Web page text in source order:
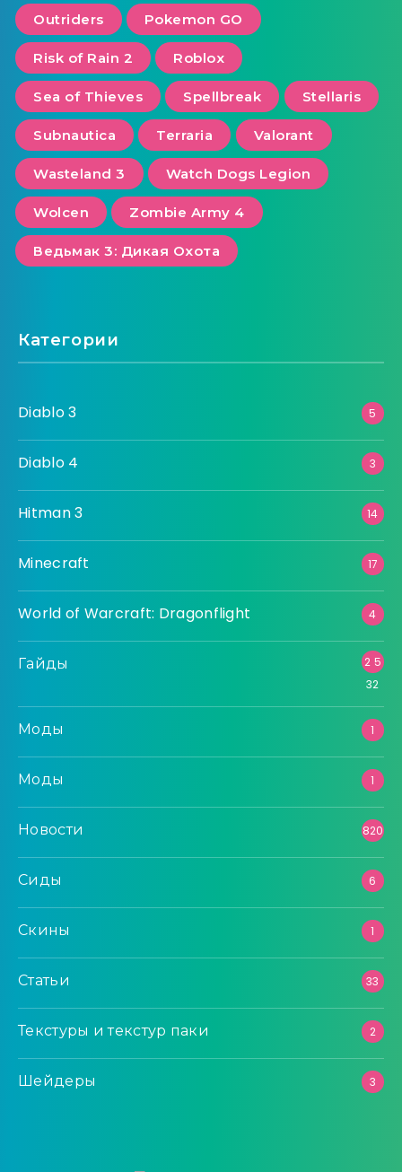
Outriders Pokemon GO
Risk of Rain 2 Roblox
Sea of ​​Thieves Spellbreak Stellaris
Subnautica Terraria Valorant
Wasteland 3 Watch Dogs Legion
Wolcen Zombie Army 4
Ведьмак 3: Дикая Охота
Категории
Diablo 3 5
Diablo 4 3
Hitman 3 14
Minecraft 17
World of Warcraft: Dragonflight 4
Гайды
2 5
32
Моды 1
Моды 1
Новости 820
Сиды 6
Скины 1
Статьи 33
Текстуры и текстур паки 2
Шейдеры 3